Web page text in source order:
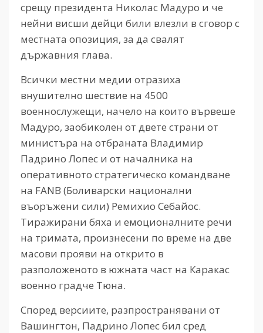
срещу президента Николас Мадуро и че
нейни висши дейци били влезли в сговор с
местната опозиция, за да свалят
държавния глава.
Всички местни медии отразиха
внушително шествие на 4500
военнослужещи, начело на които вървеше
Мадуро, заобиколен от двете страни от
министъра на отбраната Владимир
Падрино Лопес и от началника на
оперативното стратегическо командване
на FANB (Боливарски национални
въоръжени сили) Ремихио Себайос.
Тиражирани бяха и емоционалните речи
на тримата, произнесени по време на две
масови прояви на открито в
разположеното в южната част на Каракас
военно градче Тюна.
Според версиите, разпространявани от
Вашингтон, Падрино Лопес бил сред